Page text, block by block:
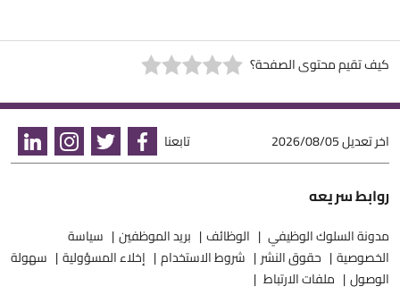
كيف تقيم محتوى الصفحة؟
اخر تعديل2026/08/05 تابعنا
روابط سريعه
مدونة السلوك الوظيفي الوظائف بريد الموظفين
سياسة
الخصوصية
حقوق النشر شروط الاستخدام إخلاء المسؤولية
سهولة
الوصول
ملفات الارتباط